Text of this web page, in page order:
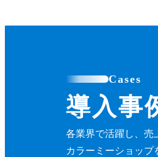
Cases
導入事
各業界で活躍し、売
カラーミーショップ